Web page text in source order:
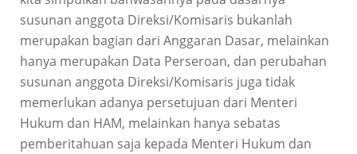
susunan anggota Direksi/Komisaris bukanlah
merupakan bagian dari Anggaran Dasar, melainkan
hanya merupakan Data Perseroan, dan perubahan
susunan anggota Direksi/Komisaris juga tidak
memerlukan adanya persetujuan dari Menteri
Hukum dan HAM, melainkan hanya sebatas
pemberitahuan saja kepada Menteri Hukum dan